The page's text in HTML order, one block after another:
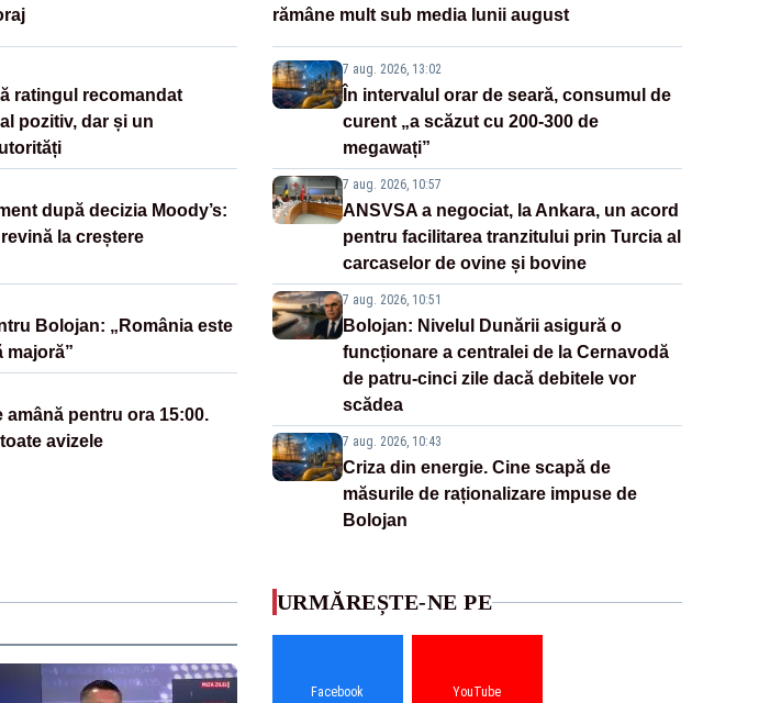
ratingul recomandat
pozitiv, dar și un
după decizia Moody’s:
la creștere
Bolojan: „România este
majoră”
pentru ora 15:00.
avizele
rămâne mult sub media lunii august
7 aug. 2026, 13:02
În intervalul orar de seară, consumul de
curent „a scăzut cu 200-300 de
megawați”
7 aug. 2026, 10:57
ANSVSA a negociat, la Ankara, un acord
pentru facilitarea tranzitului prin Turcia al
carcaselor de ovine și bovine
7 aug. 2026, 10:51
Bolojan: Nivelul Dunării asigură o
funcționare a centralei de la Cernavodă
de patru-cinci zile dacă debitele vor
scădea
7 aug. 2026, 10:43
Criza din energie. Cine scapă de
măsurile de raționalizare impuse de
Bolojan
URMĂREȘTE-NE PE
Facebook YouTube